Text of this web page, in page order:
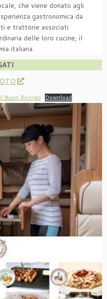
che viene donato agli
gastronomica da
e trattorie associati
delle loro cucine, il
italiana.
Buon Ricordo Download